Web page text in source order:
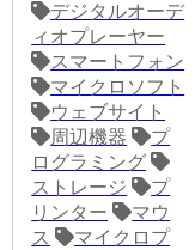
デジタルオーデ
ィオプレーヤー
スマートフォン
マイクロソフト
ウェブサイト
周辺機器
プ
ログラミング
ストレージ
プ
リンター
マウ
ス
マイクロプ